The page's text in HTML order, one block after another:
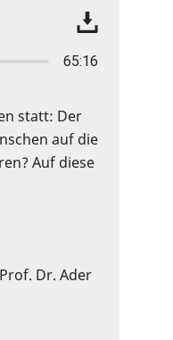
65:16
statt: Der
auf die
Auf diese
Dr. Ader